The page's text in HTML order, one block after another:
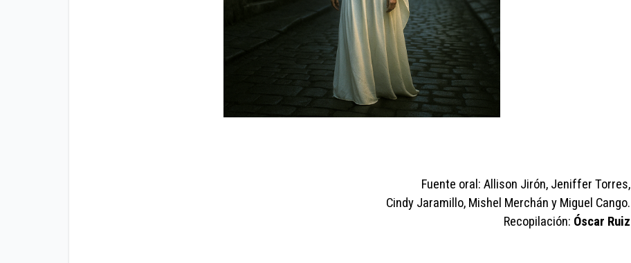
Fuente oral: Allison Jirón, Jeniffer Torres,
Cindy Jaramillo, Mishel Merchán y Miguel Cango.
Recopilación: Óscar Ruiz